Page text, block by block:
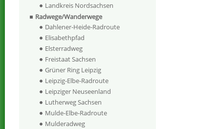
Landkreis Nordsachsen
Radwege/Wanderwege
Dahlener-Heide-Radroute
Elisabethpfad
Elsterradweg
Freistaat Sachsen
Grüner Ring Leipzig
Leipzig-Elbe-Radroute
Leipziger Neuseenland
Lutherweg Sachsen
Mulde-Elbe-Radroute
Mulderadweg